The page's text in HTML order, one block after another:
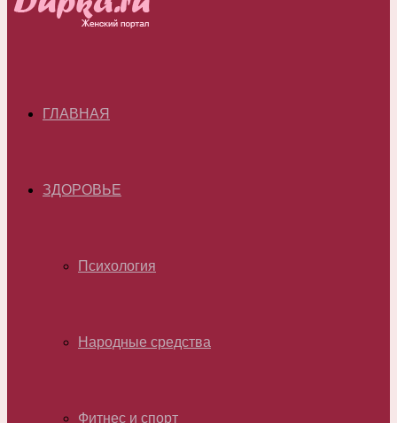
ГЛАВНАЯ
ЗДОРОВЬЕ
Психология
Народные средства
Фитнес и спорт